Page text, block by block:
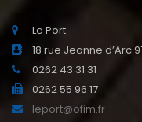
Le Port
18 rue Jeanne d’Arc
0262 43 31 31
0262 55 96 17
leport@ofim.fr